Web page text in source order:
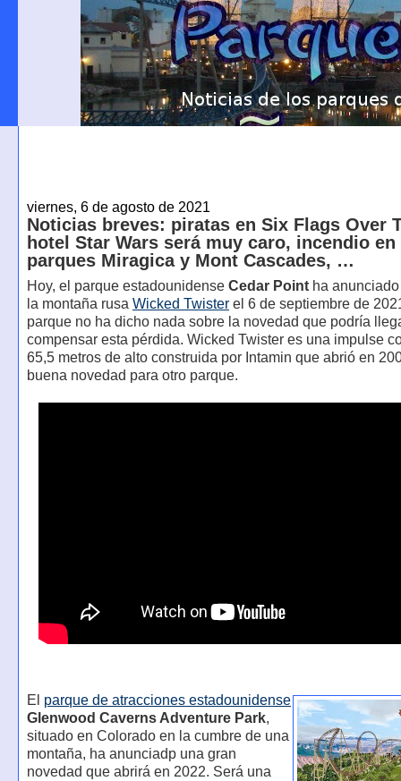
viernes, 6 de agosto de 2021
Noticias breves: piratas en Six Flags Over
hotel Star Wars será muy caro, incendio en
parques Miragica y Mont Cascades, …
Hoy, el parque estadounidense Cedar Pointha anunciado
la montaña rusa Wicked Twisterel 6 de septiembre de
parque no ha dicho nada sobre la novedad que podría
compensar esta pérdida. Wicked Twister es una impulse
65,5 metros de alto construida por Intamin que abrió en
buena novedad para otro parque.
El parque de atracciones estadounidense
Glenwood Caverns Adventure Park,
situado en Colorado en la cumbre de una
montaña, ha anunciadp una gran
novedad que abrirá en 2022. Será una